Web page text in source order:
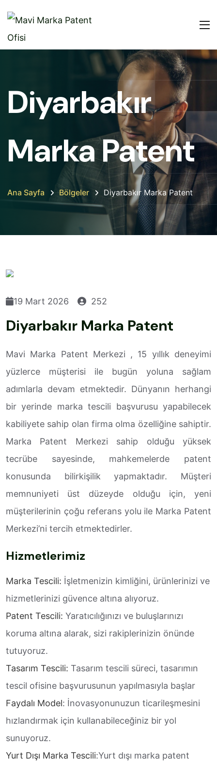
Diyarbakır
Marka Patent
Ana Sayfa Bölgeler Diyarbakır Marka Patent
19 Mart 2026 252
Diyarbakır Marka Patent
Mavi Marka Patent Merkezi , 15 yıllık deneyimi
yüzlerce müşterisi ile bugün yoluna sağlam
adımlarla devam etmektedir. Dünyanın herhangi
bir yerinde marka tescili başvurusu yapabilecek
kabiliyete sahip olan firma olma özelliğine sahiptir.
Marka Patent Merkezi sahip olduğu yüksek
tecrübe sayesinde, mahkemelerde patent
konusunda bilirkişilik yapmaktadır. Müşteri
memnuniyeti üst düzeyde olduğu için, yeni
müşterilerinin çoğu referans yolu ile Marka Patent
Merkezi’ni tercih etmektedirler.
Hizmetlerimiz
Marka Tescili: İşletmenizin kimliğini, ürünlerinizi ve
hizmetlerinizi güvence altına alıyoruz.
Patent Tescili: Yaratıcılığınızı ve buluşlarınızı
koruma altına alarak, sizi rakiplerinizin önünde
tutuyoruz.
Tasarım Tescili: Tasarım tescili süreci, tasarımın
tescil ofisine başvurusunun yapılmasıyla başlar
Faydalı Model: İnovasyonunuzun ticarileşmesini
hızlandırmak için kullanabileceğiniz bir yol
sunuyoruz.
Yurt Dışı Marka Tescili:Yurt dışı marka patent